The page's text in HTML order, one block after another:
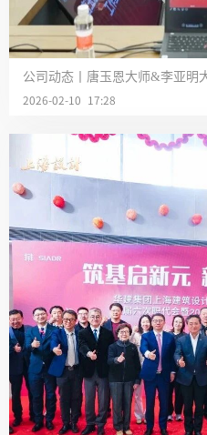
公司动态丨唐玉恩大师&李亚明
2026-02-10 17:28